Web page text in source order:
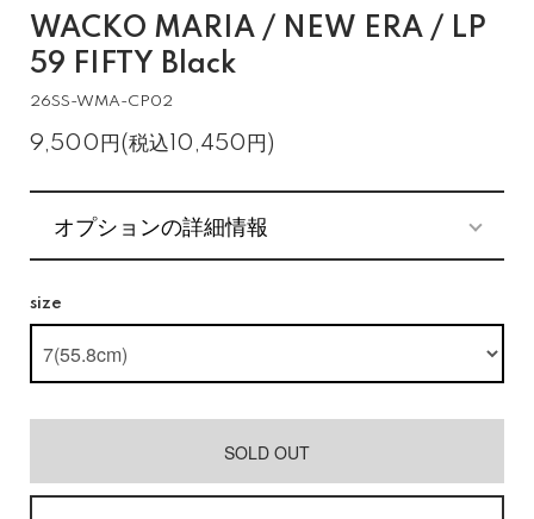
WACKO MARIA / NEW ERA / LP
59 FIFTY Black
26SS-WMA-CP02
9,500円(税込10,450円)
オプションの詳細情報
size
SOLD OUT